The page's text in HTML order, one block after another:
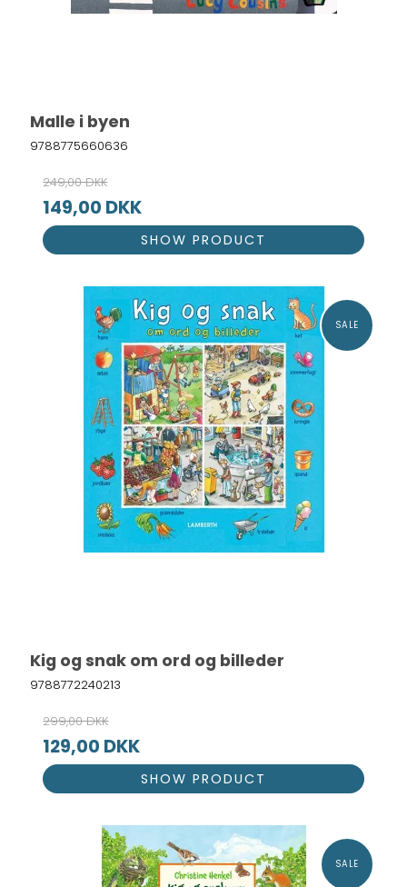
Malle i byen
9788775660636
249,00 DKK
149,00 DKK
SHOW PRODUCT
SALE
Kig og snak om ord og billeder
9788772240213
299,00 DKK
129,00 DKK
SHOW PRODUCT
SALE